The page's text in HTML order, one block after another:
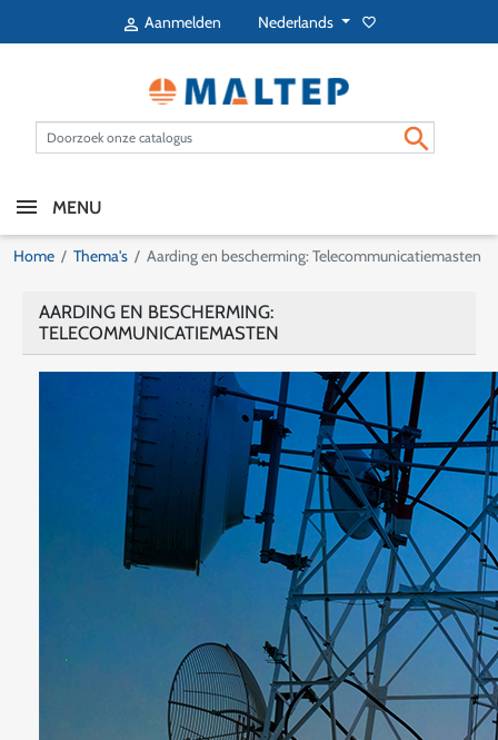
 Aanmelden Nederlands favorite_border

MENU
Home Thema's Aarding en bescherming: Telecommunicatiemasten
AARDING EN BESCHERMING:
TELECOMMUNICATIEMASTEN